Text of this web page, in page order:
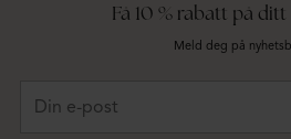
Få 10 % rabatt på
Meld deg på